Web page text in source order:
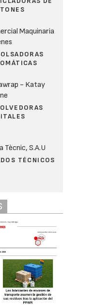
Maquinaria
- Katay
Tècnic, S.A.U
TÉCNICOS